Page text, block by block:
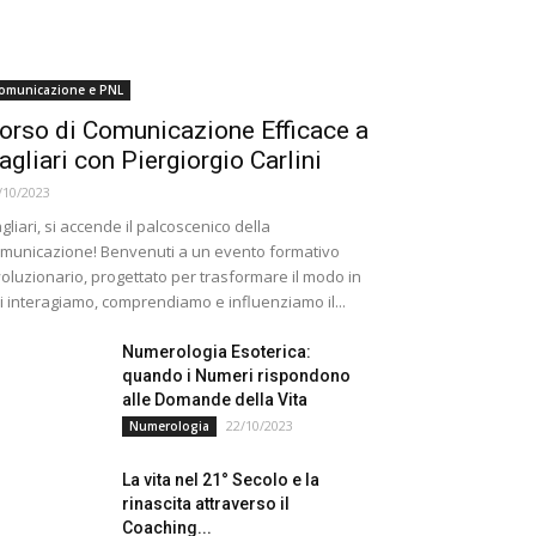
e PNL
di Comunicazione Efficace a
con Piergiorgio Carlini
2023
si accende il palcoscenico della
Benvenuti a un evento formativo
progettato per trasformare il modo in
interagiamo, comprendiamo e influenziamo il...
Numerologia Esoterica:
quando i Numeri rispondono
alle Domande della Vita
Numerologia 22/10/2023
La vita nel 21° Secolo e la
rinascita attraverso il
Coaching...